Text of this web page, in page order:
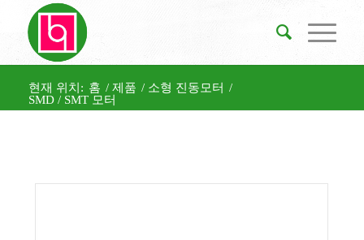
현재 위치: 홈 / 제품 / 소형 진동모터 /
SMD / SMT 모터